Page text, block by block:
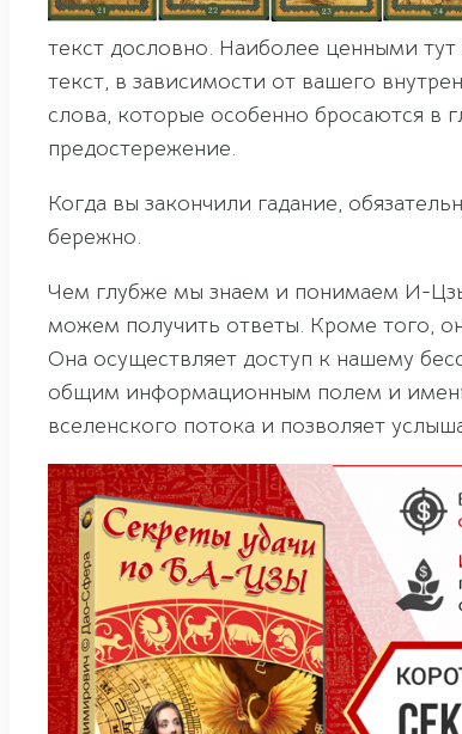
текст дословно. Наиболее ценными
текст, в зависимости от вашего
слова, которые особенно бросаются в
предостережение.
Когда вы закончили гадание,
бережно.
Чем глубже мы знаем и понимаем И-
можем получить ответы. Кроме того,
Она осуществляет доступ к нашему
общим информационным полем и
вселенского потока и позволяет